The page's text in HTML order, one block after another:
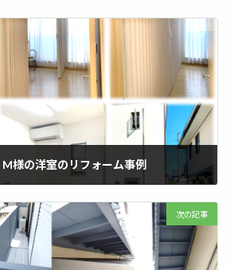
様の洋室のリフォーム事例
次の記事